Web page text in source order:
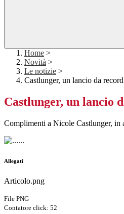
Home >
Novità >
Le notizie >
Castlunger, un lancio da record
Castlunger, un lancio
Complimenti a Nicole Castlunger, in
Allegati
Articolo.png
File PNG
Contatore click: 52